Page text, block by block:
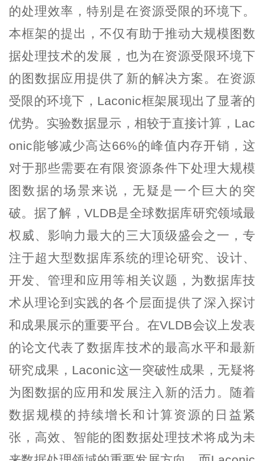
的处理效率，特别是在资源受限的环境下。
本框架的提出，不仅有助于推动大规模图数
据处理技术的发展，也为在资源受限环境下
的 图数据应用提供了新的解决方案。在资源
受限的环境下，Laconic框架展现出了显著的
优势。实验数据显示，相较于直接计算，Lac
onic能够减少高达66%的峰值内存开销，这
对于那些需要在有限资源条件下处理大规模
图数据的场景来说，无疑是一个巨大的突
破。据了解，VLDB是全球数据库研究领域最
权威、影响力最大的三大顶级盛会之一，专
注于超大型数据库系统的理论研究、设计、
开发、管理和应用等相关议题，为数据库技
术从理论到实践的各个层面提供了深入探讨
和成果展示的重要平台。在VLDB会议上发表
的论文代表了数据库技术的最高水平和最新
研究成果 ，Laconic这一突破性成果，无疑将
为 图数据的应用和发展注入新的活力。随着
数据规模的持续增长和计算资源的日益紧
张，高效、智能的图数据处理技术将成为未